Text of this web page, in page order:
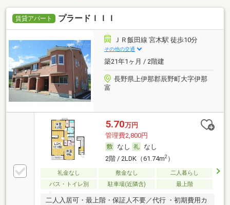
賃貸アパート プラードＩＩＩ
ＪＲ飯田線 宮木駅 徒歩10分
その他の交通
築21年1ヶ月 / 2階建
長野県上伊那郡辰野町大字伊那
富
5.70万円
管理費2,800円
なし
なし
2階 / 2LDK（61.74m2）
礼金なし 敷金なし
二人暮らし
バス・トイレ別
駐車場(近隣含) 最上階
二人入居可・最上階・保証人不要／代行 ・初期費用カ